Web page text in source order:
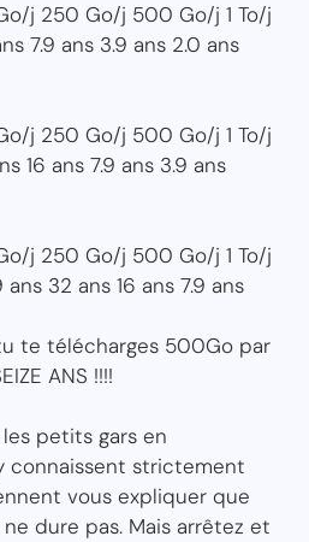
j 250 Go/j 500 Go/j 1 To/j
7.9 ans 3.9 ans 2.0 ans
j 250 Go/j 500 Go/j 1 To/j
16 ans 7.9 ans 3.9 ans
j 250 Go/j 500 Go/j 1 To/j
32 ans 16 ans 7.9 ans
te télécharges 500Go par
ANS !!!!
petits gars en
connaissent strictement
vous expliquer que
dure pas. Mais arrêtez et